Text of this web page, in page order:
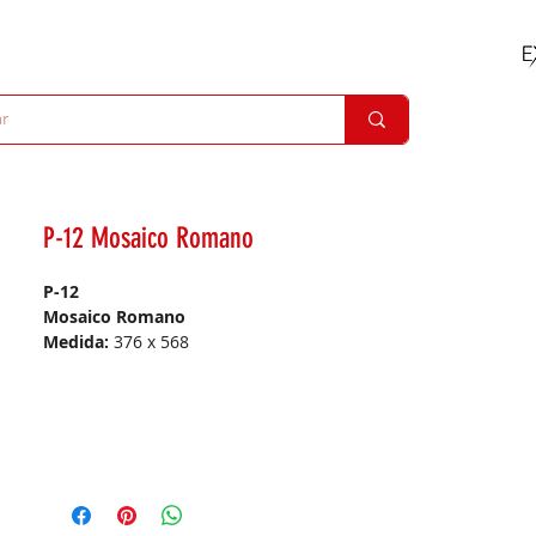
P-12 Mosaico Romano
P-12
Mosaico Romano
Medida: 376 x 568